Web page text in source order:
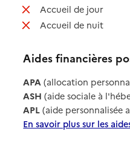
Accueil de jour
: non
Accueil de nuit
: non
Aides financières
APA (allocation
ASH (aide sociale à
APL (aide personnalisée
En savoir plus sur les